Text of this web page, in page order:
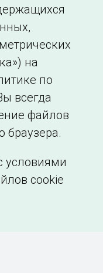
на
по
всегда
файлов
браузера.
условиями
cookie